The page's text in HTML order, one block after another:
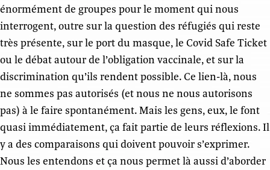
énormément de groupes pour le moment qui nous
interrogent, outre sur la question des réfugiés qui reste
très présente, sur le port du masque, le Covid Safe Ticket
ou le débat autour de l’obligation vaccinale, et sur la
discrimination qu’ils rendent possible. Ce lien-là, nous
ne sommes pas autorisés (et nous ne nous autorisons
pas) à le faire spontanément. Mais les gens, eux, le font
quasi immédiatement, ça fait partie de leurs réflexions. Il
y a des comparaisons qui doivent pouvoir s’exprimer.
Nous les entendons et ça nous permet là aussi d’aborder